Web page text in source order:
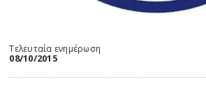
Τελευταία ενημέρωση
08/10/2015